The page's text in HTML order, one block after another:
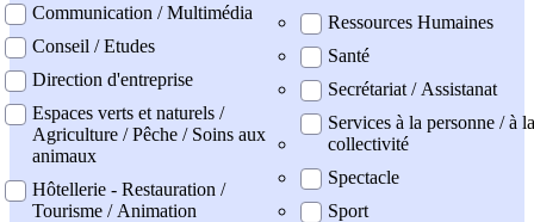
Communication / Multimédia
Conseil / Etudes
Direction d'entreprise
Espaces verts et naturels /
Agriculture / Pêche / Soins aux
animaux
Hôtellerie - Restauration /
Tourisme / Animation
Ressources Humaines
Santé
Secrétariat / Assistanat
Services à la personne / à la
collectivité
Spectacle
Sport